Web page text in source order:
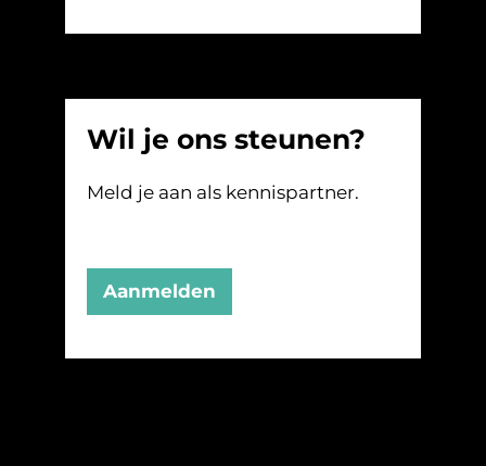
Wil je ons steunen?
Meld je aan als kennispartner.
Aanmelden